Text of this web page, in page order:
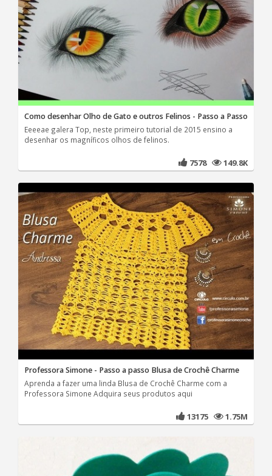
Como desenhar Olho de Gato e outros Felinos - Passo a Passo
Eeeeae galera Top, neste primeiro tutorial de 2015 ensino a
desenhar os magníficos olhos de felinos.
7578 149.8K
Professora Simone - Passo a passo Blusa de Crochê Charme
Aprenda a fazer uma linda Blusa de Crochê Charme com a
Professora Simone Adquira seus produtos aqui
13175 1.75M